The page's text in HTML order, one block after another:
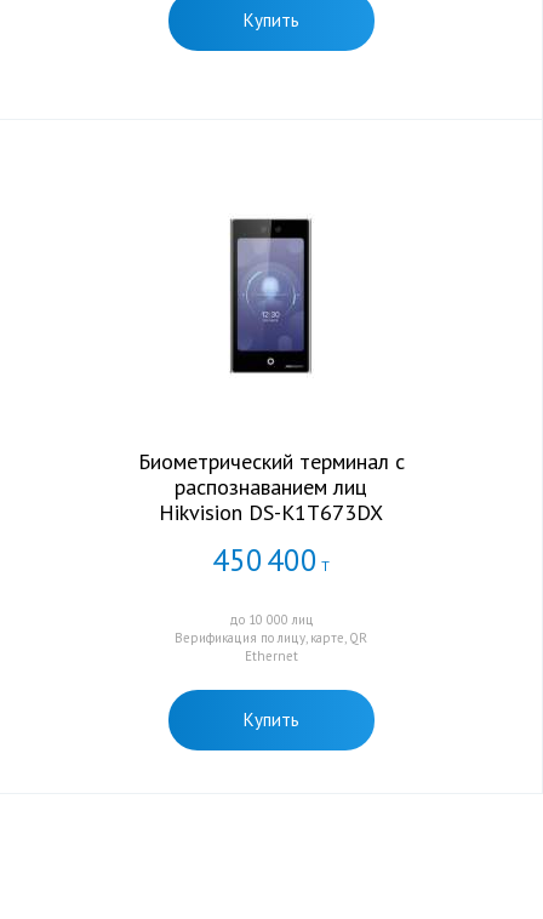
Купить
Биометрический терминал с
распознаванием лиц
Hikvision DS-K1T673DX
450400 Т
до 10 000 лиц
Верификация по лицу, карте, QR
Ethernet
Купить